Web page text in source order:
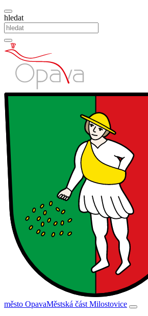
hledat
město OpavaMěstská část Milostovice